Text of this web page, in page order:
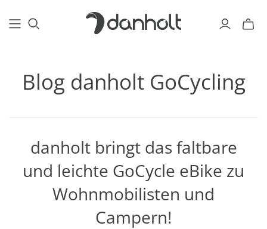
Blog danholt GoCycling
danholt bringt das faltbare
und leichte GoCycle eBike zu
Wohnmobilisten und
Campern!